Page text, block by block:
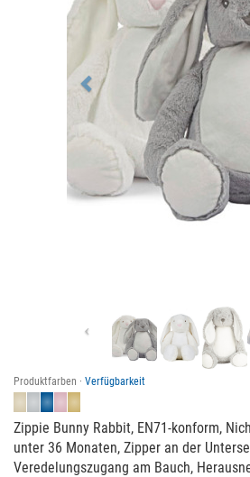
Previous
Produktfarben · Verfügbarkeit
Zippie Bunny Rabbit, EN71-konform,
unter 36 Monaten, Zipper an der
Veredelungszugang am Bauch,